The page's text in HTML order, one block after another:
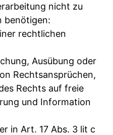
nicht zu
benötigen:
rechtlichen
Ausübung oder
Rechtsansprüchen,
Rechts auf freie
und Information
in Art. 17 Abs. 3 lit c